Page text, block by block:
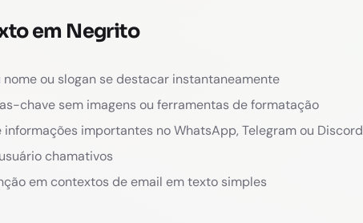
em Negrito
ou slogan se destacar instantaneamente
chave sem imagens ou ferramentas de formatação
importantes no WhatsApp, Telegram ou Discord
chamativos
em contextos de email em texto simples